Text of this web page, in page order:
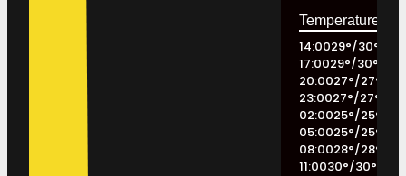
14:0029°/30°
17:0029°/30°
20:0027°/27°
23:0027°/27°
02:0025°/25°
05:0025°/25°
08:0028°/28°
11:0030°/30°